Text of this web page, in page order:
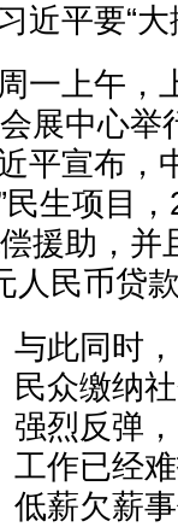
近平要“
一上午，
展中心举
平宣布，
民生项目
援助，并
人民币贷
与此同时
民众缴纳
强烈反弹
工作已经
低薪欠薪